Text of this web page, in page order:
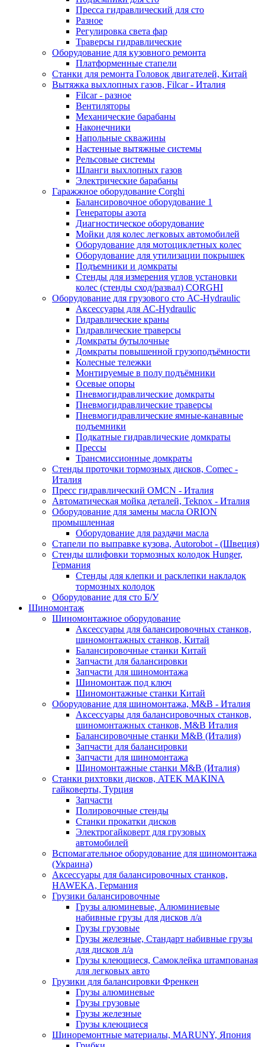
Пресса гидравлический для сто
Разное
Регулировка света фар
Траверсы гидравлические
Оборудование для кузовного ремонта
Платформенные стапели
Станки для ремонта Головок двигателей, Китай
Вытяжка выхлопных газов, Filcar - Италия
Filcar - разное
Вентиляторы
Механические барабаны
Наконечники
Напольные скважины
Настенные вытяжные системы
Рельсовые системы
Шланги выхлопных газов
Электрические барабаны
Гаражжное оборудование Corghi
Балансировочное оборудование 1
Генераторы азота
Диагностическое оборудование
Мойки для колес легковых автомобилей
Оборудование для мотоциклетных колес
Оборудование для утилизации покрышек
Подъемники и домкраты
Стенды для измерения углов установки
колес (стенды сход/развал) CORGHI
Оборудование для грузового сто АС-Hydraulic
Аксессуары для АС-Hydraulic
Гидравлические краны
Гидравлические траверсы
Домкраты бутылочные
Домкраты повышенной грузоподъёмности
Колесные тележки
Монтируемые в полу подъёмники
Осевые опоры
Пневмогидравлические домкраты
Пневмогидравлические траверсы
Пневмогидравлические ямные-канавные
подъемники
Подкатные гидравлические домкраты
Прессы
Трансмиссионные домкраты
Стенды проточки тормозных дисков, Comec -
Италия
Пресс гидравлический OMCN - Италия
Автоматическая мойка деталей, Teknox - Италия
Оборудование для замены масла ORION
промышленная
Оборудование для раздачи масла
Стапели по выправке кузова, Autorobot - (Швеция)
Стенды шлифовки тормозных колодок Hunger,
Германия
Стенды для клепки и расклепки накладок
тормозных колодок
Оборудование для сто Б/У
Шиномонтаж
Шиномонтажное оборудование
Аксессуары для балансировочных станков,
шиномонтажных станков, Китай
Балансировочные станки Китай
Запчасти для балансировки
Запчасти для шиномонтажа
Шиномонтаж под ключ
Шиномонтажные станки Китай
Оборудование для шиномонтажа, M&B - Италия
Аксессуары для балансировочных станков,
шиномонтажных станков, M&B Италия
Балансировочные станки M&B (Италия)
Запчасти для балансировки
Запчасти для шиномонтажа
Шиномонтажные станки M&B (Италия)
Станки рихтовки дисков, ATEK MAKINA
гайковерты, Турция
Запчасти
Полировочные стенды
Станки прокатки дисков
Электрогайковерт для грузовых
автомобилей
Вспомагательное оборудование для шиномонтажа
(Украина)
Аксессуары для балансировочных станков,
HAWEKA, Германия
Грузики балансировочные
Грузы алюминевые, Алюминиевые
набивные грузы для дисков л/а
Грузы грузовые
Грузы железные, Cтандарт набивные грузы
для дисков л/а
Грузы клеющиеся, Самоклейка штампованая
для легковых авто
Грузики для балансировки Френкен
Грузы алюминевые
Грузы грузовые
Грузы железные
Грузы клеющиеся
Шиноремонтные материалы, MARUNY, Япония